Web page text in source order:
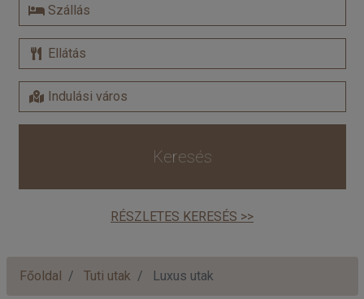
Keresés
RÉSZLETES KERESÉS >>
Főoldal Tuti utak Luxus utak